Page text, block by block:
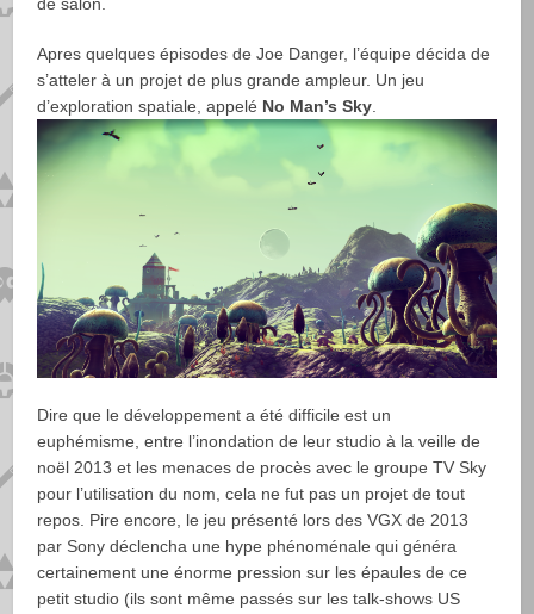
de salon.
Apres quelques épisodes de Joe Danger, l’équipe décida de
s’atteler à un projet de plus grande ampleur. Un jeu
d’exploration spatiale, appelé No Man’s Sky.
Dire que le développement a été difficile est un
euphémisme, entre l’inondation de leur studio à la veille de
noël 2013 et les menaces de procès avec le groupe TV Sky
pour l’utilisation du nom, cela ne fut pas un projet de tout
repos. Pire encore, le jeu présenté lors des VGX de 2013
par Sony déclencha une hype phénoménale qui généra
certainement une énorme pression sur les épaules de ce
petit studio (ils sont même passés sur les talk-shows US